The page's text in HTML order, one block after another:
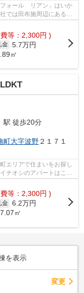
フォール リアン」はいか
では田布施周辺にあるお
等：2,300円 )
金 5.7万円
㎡
駅 徒歩20分
町大字波野２１７１
エリアで住まいをお探し
チオシのアパートはこち
等：2,300円 )
金 6.2万円
㎡
を表示
変更